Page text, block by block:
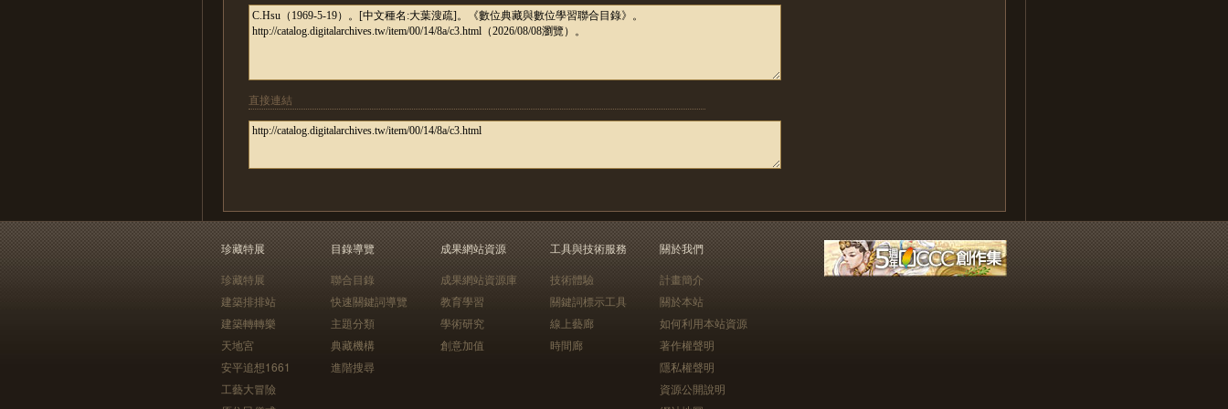
直接連結
珍藏特展
珍藏特展
建築排排站
建築轉轉樂
天地宮
安平追想1661
工藝大冒險
目錄導覽
聯合目錄
快速關鍵詞導覽
主題分類
典藏機構
進階搜尋
成果網站資源
成果網站資源庫
教育學習
學術研究
創意加值
工具與技術服務
技術體驗
關鍵詞標示工具
線上藝廊
時間廊
關於我們
計畫簡介
關於本站
如何利用本站資源
著作權聲明
隱私權聲明
資源公開說明